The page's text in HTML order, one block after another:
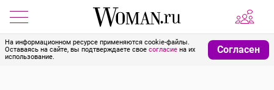
На информационном ресурсе применяются cookie-файлы.
Оставаясь на сайте, вы подтверждаете свое согласие на их
использование.
Согласен